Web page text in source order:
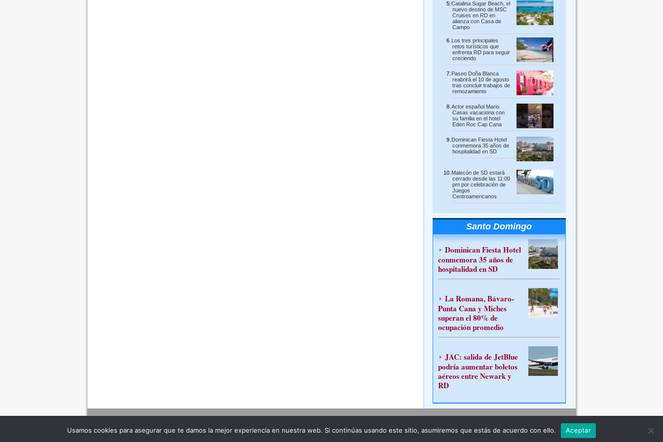
Catalina Sugar Beach, el
nuevo destino de MSC
Cruises en RD en
alianza con Casa de
Campo
Los tres principales
retos turísticos que
enfrenta RD para seguir
creciendo
Paseo Doña Blanca
reabrirá el 10 de agosto
tras concluir trabajos de
remozamiento
Actor español Mario
Casas vacaciona con
su familia en el hotel
Eden Roc Cap Cana
Dominican Fiesta Hotel
conmemora 35 años de
hospitalidad en SD
Malecón de SD estará
cerrado desde las 11:00
pm por celebración de
Juegos
Centroamericanos
Santo Domingo
Dominican Fiesta Hotel
conmemora 35 años de
hospitalidad en SD
La Romana, Bávaro-
Punta Cana y Miches
superan el 80% de
ocupación promedio
JAC: salida de JetBlue
podría aumentar boletos
aéreos entre Newark y
RD
Usamos cookies para asegurar que te damos la mejor experiencia en nuestra web. Si continúas usando este sitio, asumiremos que estás de acuerdo con ello. Aceptar